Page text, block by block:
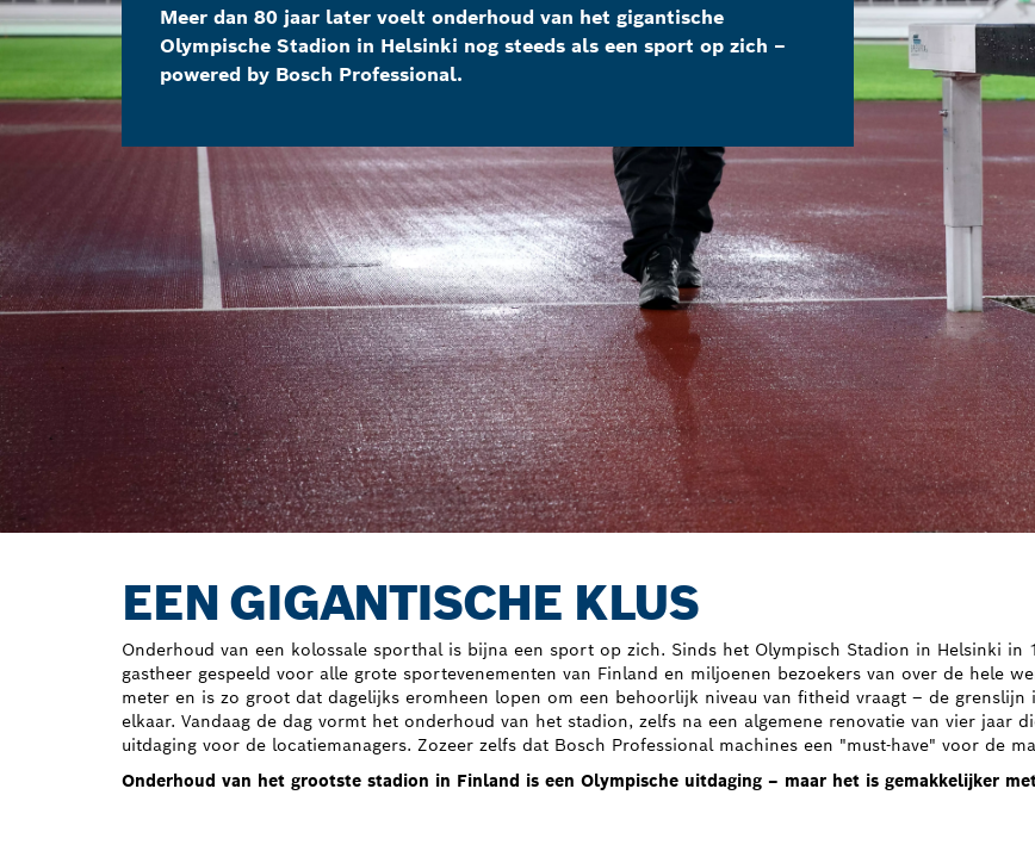
Meer dan 80 jaar later voelt onderhoud van het gigantische
Olympische Stadion in Helsinki nog steeds als een sport op zich –
powered by Bosch Professional.
EEN GIGANTISCHE KLUS
Onderhoud van een kolossale sporthal is bijna een sport op zich. Sinds het Olympisch Stadion in Helsinki
gastheer gespeeld voor alle grote sportevenementen van Finland en miljoenen bezoekers van over de hele
meter en is zo groot dat dagelijks eromheen lopen om een behoorlijk niveau van fitheid vraagt – de
elkaar. Vandaag de dag vormt het onderhoud van het stadion, zelfs na een algemene renovatie van vier jaar
uitdaging voor de locatiemanagers. Zozeer zelfs dat Bosch Professional machines een "must-have" voor de
Onderhoud van het grootste stadion in Finland is een Olympische uitdaging – maar het is gemakkelijker